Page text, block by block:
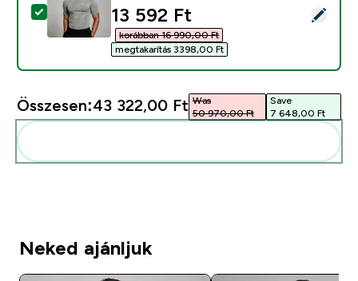
Termék kiválasztása - MP Férfi Tempo Pillar Graphic
discounted price
13 592 Ft‎
korábban 16 990,00 Ft‎
megtakarítás 3398,00 Ft‎
Összesen:43 322,00 Ft‎ Was
50 970,00 Ft‎
Save
7 648,00 Ft‎
Neked ajánljuk